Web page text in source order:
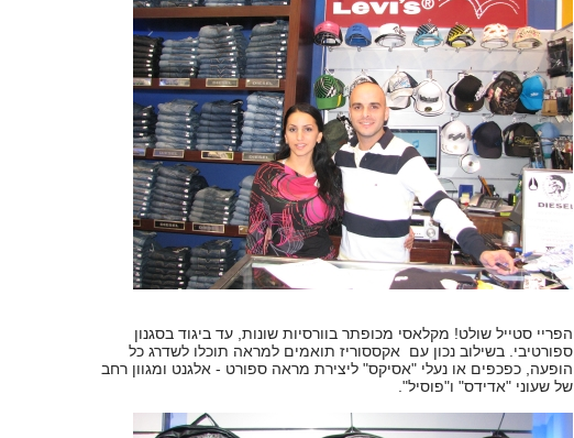
הפריי סטייל שולט! מקלאסי מכופתר בוורסיות שונות, עד ביגוד בסגנון
ספורטיבי. בשילוב נכון עם אקססוריז תואמים למראה תוכלו לשדרג כל
הופעה, כפכפים או נעלי "אסיקס" ליצירת מראה ספורט - אלגנט ומגוון רחב
של שעוני "אדידס" ו"פוסיל".